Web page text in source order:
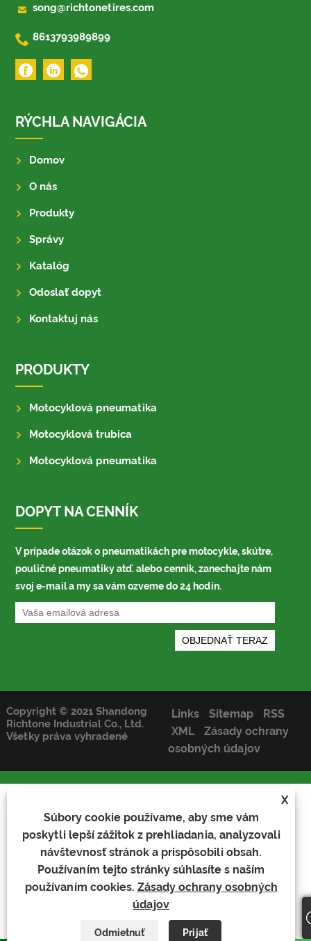
X
Súbory cookie používame, aby sme vám
poskytli lepší zážitok z prehliadania, analyzovali
návštevnosť stránok a prispôsobili obsah.
Používaním tejto stránky súhlasíte s naším
používaním cookies. Zásady ochrany osobných
údajov
Odmietnuť Prijať
 song@richtonetires.com
 8613793989899
RÝCHLA NAVIGÁCIA
Domov
O nás
Produkty
Správy
Katalóg
Odoslať dopyt
Kontaktuj nás
PRODUKTY
Motocyklová pneumatika
Motocyklová trubica
Motocyklová pneumatika
DOPYT NA CENNÍK
V prípade otázok o pneumatikách pre motocykle, skútre,
pouličné pneumatiky atď. alebo cenník, zanechajte nám
svoj e-mail a my sa vám ozveme do 24 hodín.
Copyright © 2021 Shandong
Richtone Industrial Co., Ltd.
Všetky práva vyhradené
Links Sitemap
RSS
XML
Zásady ochrany
osobných údajov